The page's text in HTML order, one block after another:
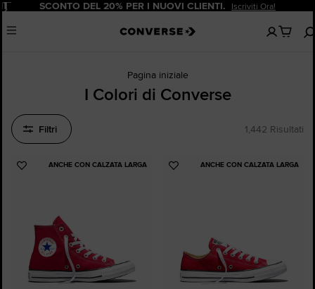
Pause SCONTO DEL 20% PER I NUOVI CLIENTI. Iscriviti Ora!
Menu
Nessun
articoli
Pagina iniziale
I Colori di Converse
Filtri 1,442 Risultati
ANCHE CON CALZATA LARGA
Aggiungi
ANCHE CON CALZATA LARGA
Aggiungi